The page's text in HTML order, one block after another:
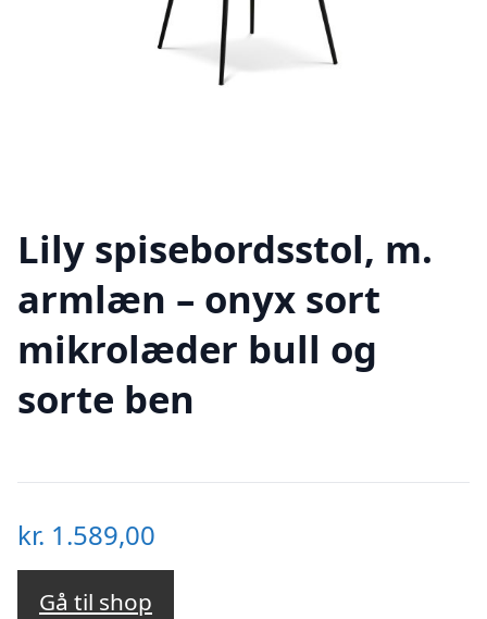
Lily spisebordsstol, m.
armlæn – onyx sort
mikrolæder bull og
sorte ben
kr. 1.589,00
Gå til shop